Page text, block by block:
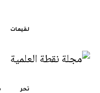
عمق
من قطر